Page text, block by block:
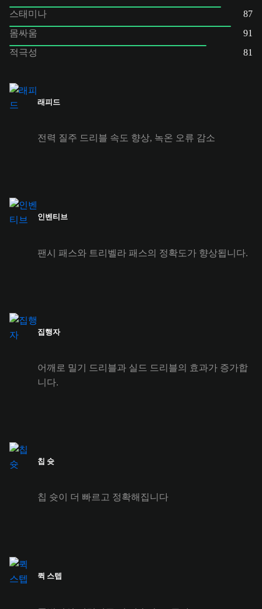
스태미나
87
몸싸움
91
적극성
81
래피드
전력 질주 드리블 속도 향상, 녹온 오류 감소
인벤티브
팬시 패스와 트리벨라 패스의 정확도가 향상됩니다.
집행자
어깨로 밀기 드리블과 실드 드리블의 효과가 증가합
니다.
칩 슛
칩 슛이 더 빠르고 정확해집니다
퀵 스텝